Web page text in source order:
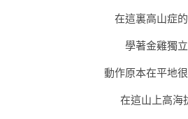
在這裏高山症
學著金雞獨立
動作原本在平地
在這山上高海